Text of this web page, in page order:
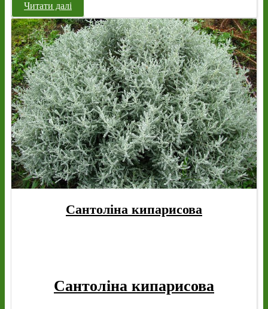
Читати далі
Сантоліна кипарисова
Сантоліна кипарисова